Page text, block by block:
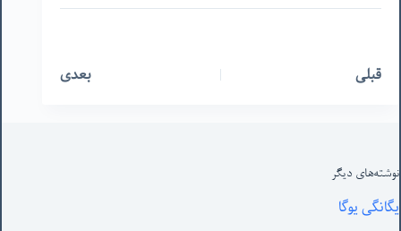
قبلی بعدی
نوشته‌های‌ دیگر
یگانگی یوگا